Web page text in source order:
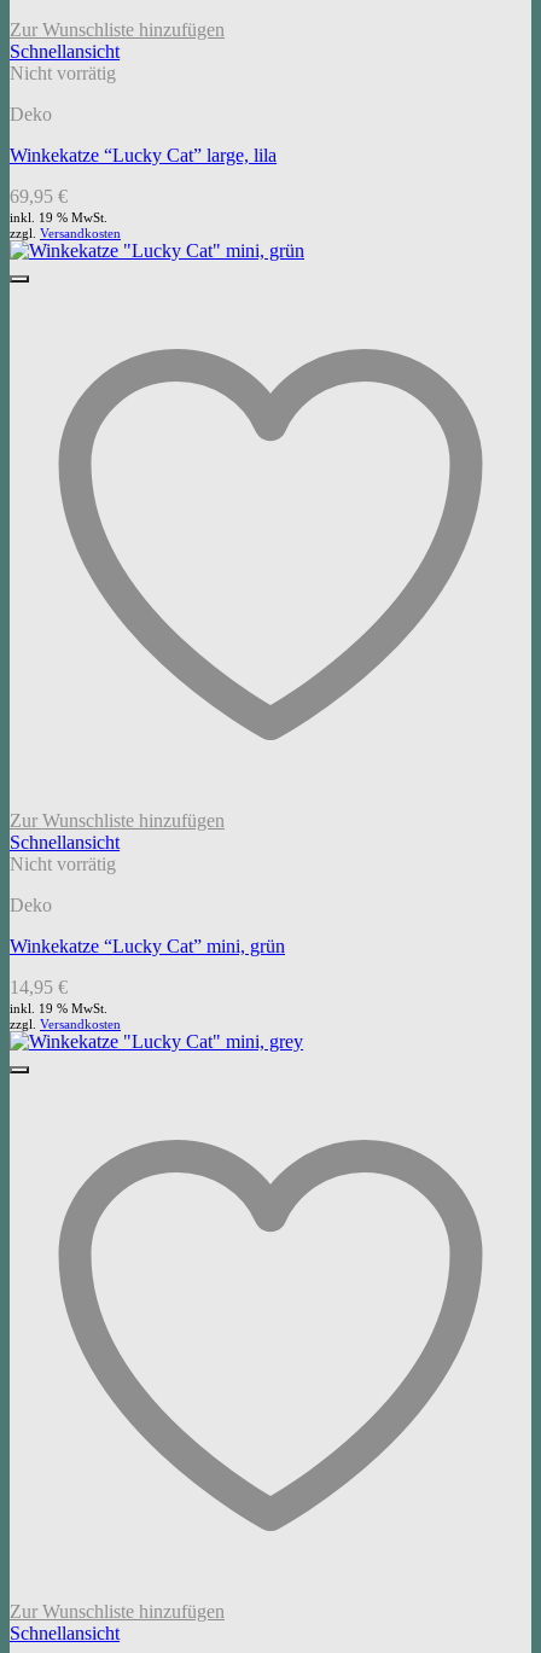
Zur Wunschliste hinzufügen
Schnellansicht
Nicht vorrätig
Deko
Winkekatze “Lucky Cat” large, lila
69,95 €
inkl. 19 % MwSt.
zzgl. Versandkosten
Zur Wunschliste hinzufügen
Schnellansicht
Nicht vorrätig
Deko
Winkekatze “Lucky Cat” mini, grün
14,95 €
inkl. 19 % MwSt.
zzgl. Versandkosten
Zur Wunschliste hinzufügen
Schnellansicht